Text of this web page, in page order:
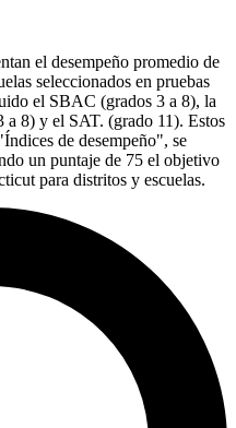
el desempeño promedio de
seleccionados en pruebas
el SBAC (grados 3 a 8), la
8) y el SAT. (grado 11). Estos
de desempeño", se
un puntaje de 75 el objetivo
para distritos y escuelas.